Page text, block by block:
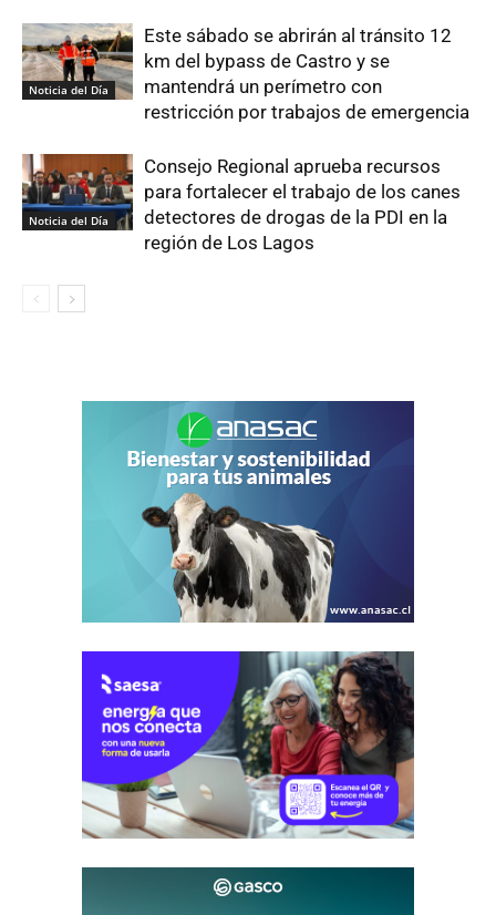
Noticia del Día
Este sábado se abrirán al tránsito 12
km del bypass de Castro y se
mantendrá un perímetro con
restricción por trabajos de emergencia
Noticia del Día
Consejo Regional aprueba recursos
para fortalecer el trabajo de los canes
detectores de drogas de la PDI en la
región de Los Lagos